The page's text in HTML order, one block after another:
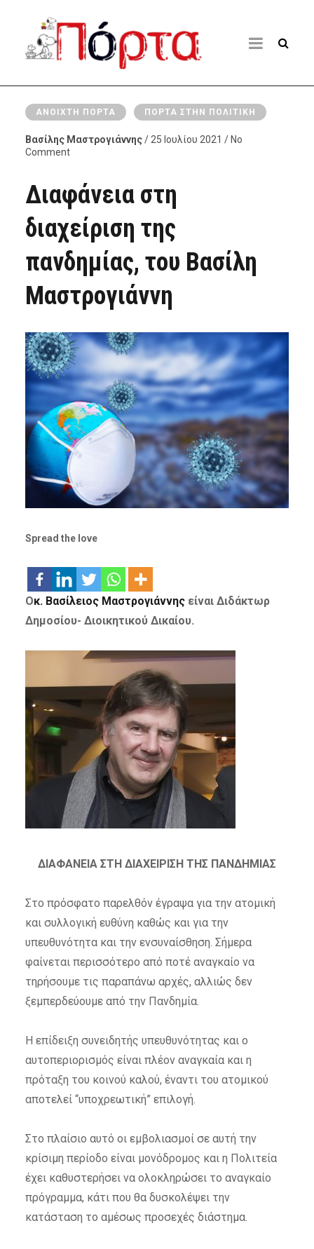
ΑΝΟΙΧΤΉ ΠΌΡΤΑ ΠΌΡΤΑ ΣΤΗΝ ΠΟΛΙΤΙΚΉ
Βασίλης Μαστρογιάννης/ 25 Ιουλίου 2021 / No
Comment
Διαφάνεια στη
διαχείριση της
πανδημίας, του Βασίλη
Μαστρογιάννη
Spread the love
Οκ. Βασίλειος Μαστρογιάννηςείναι Διδάκτωρ
Δημοσίου- Διοικητικού Δικαίου.
ΔΙΑΦΑΝΕΙΑ ΣΤΗ ΔΙΑΧΕΙΡΙΣΗ ΤΗΣ ΠΑΝΔΗΜΙΑΣ
Στο πρόσφατο παρελθόν έγραψα για την ατομική
και συλλογική ευθύνη καθώς και για την
υπευθυνότητα και την ενσυναίσθηση. Σήμερα
φαίνεται περισσότερο από ποτέ αναγκαίο να
τηρήσουμε τις παραπάνω αρχές, αλλιώς δεν
ξεμπερδεύουμε από την Πανδημία.
Η επίδειξη συνειδητής υπευθυνότητας και ο
αυτοπεριορισμός είναι πλέον αναγκαία και η
πρόταξη του κοινού καλού, έναντι του ατομικού
αποτελεί “υποχρεωτική” επιλογή.
Στο πλαίσιο αυτό οι εμβολιασμοί σε αυτή την
κρίσιμη περίοδο είναι μονόδρομος και η Πολιτεία
έχει καθυστερήσει να ολοκληρώσει το αναγκαίο
πρόγραμμα, κάτι που θα δυσκολέψει την
κατάσταση το αμέσως προσεχές διάστημα.